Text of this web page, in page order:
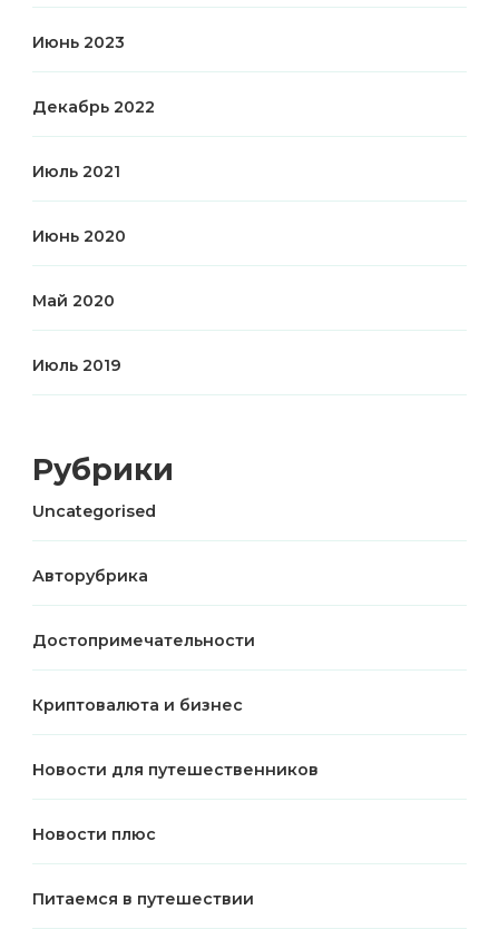
Июнь 2023
Декабрь 2022
Июль 2021
Июнь 2020
Май 2020
Июль 2019
Рубрики
Uncategorised
Авторубрика
Достопримечательности
Криптовалюта и бизнес
Новости для путешественников
Новости плюс
Питаемся в путешествии